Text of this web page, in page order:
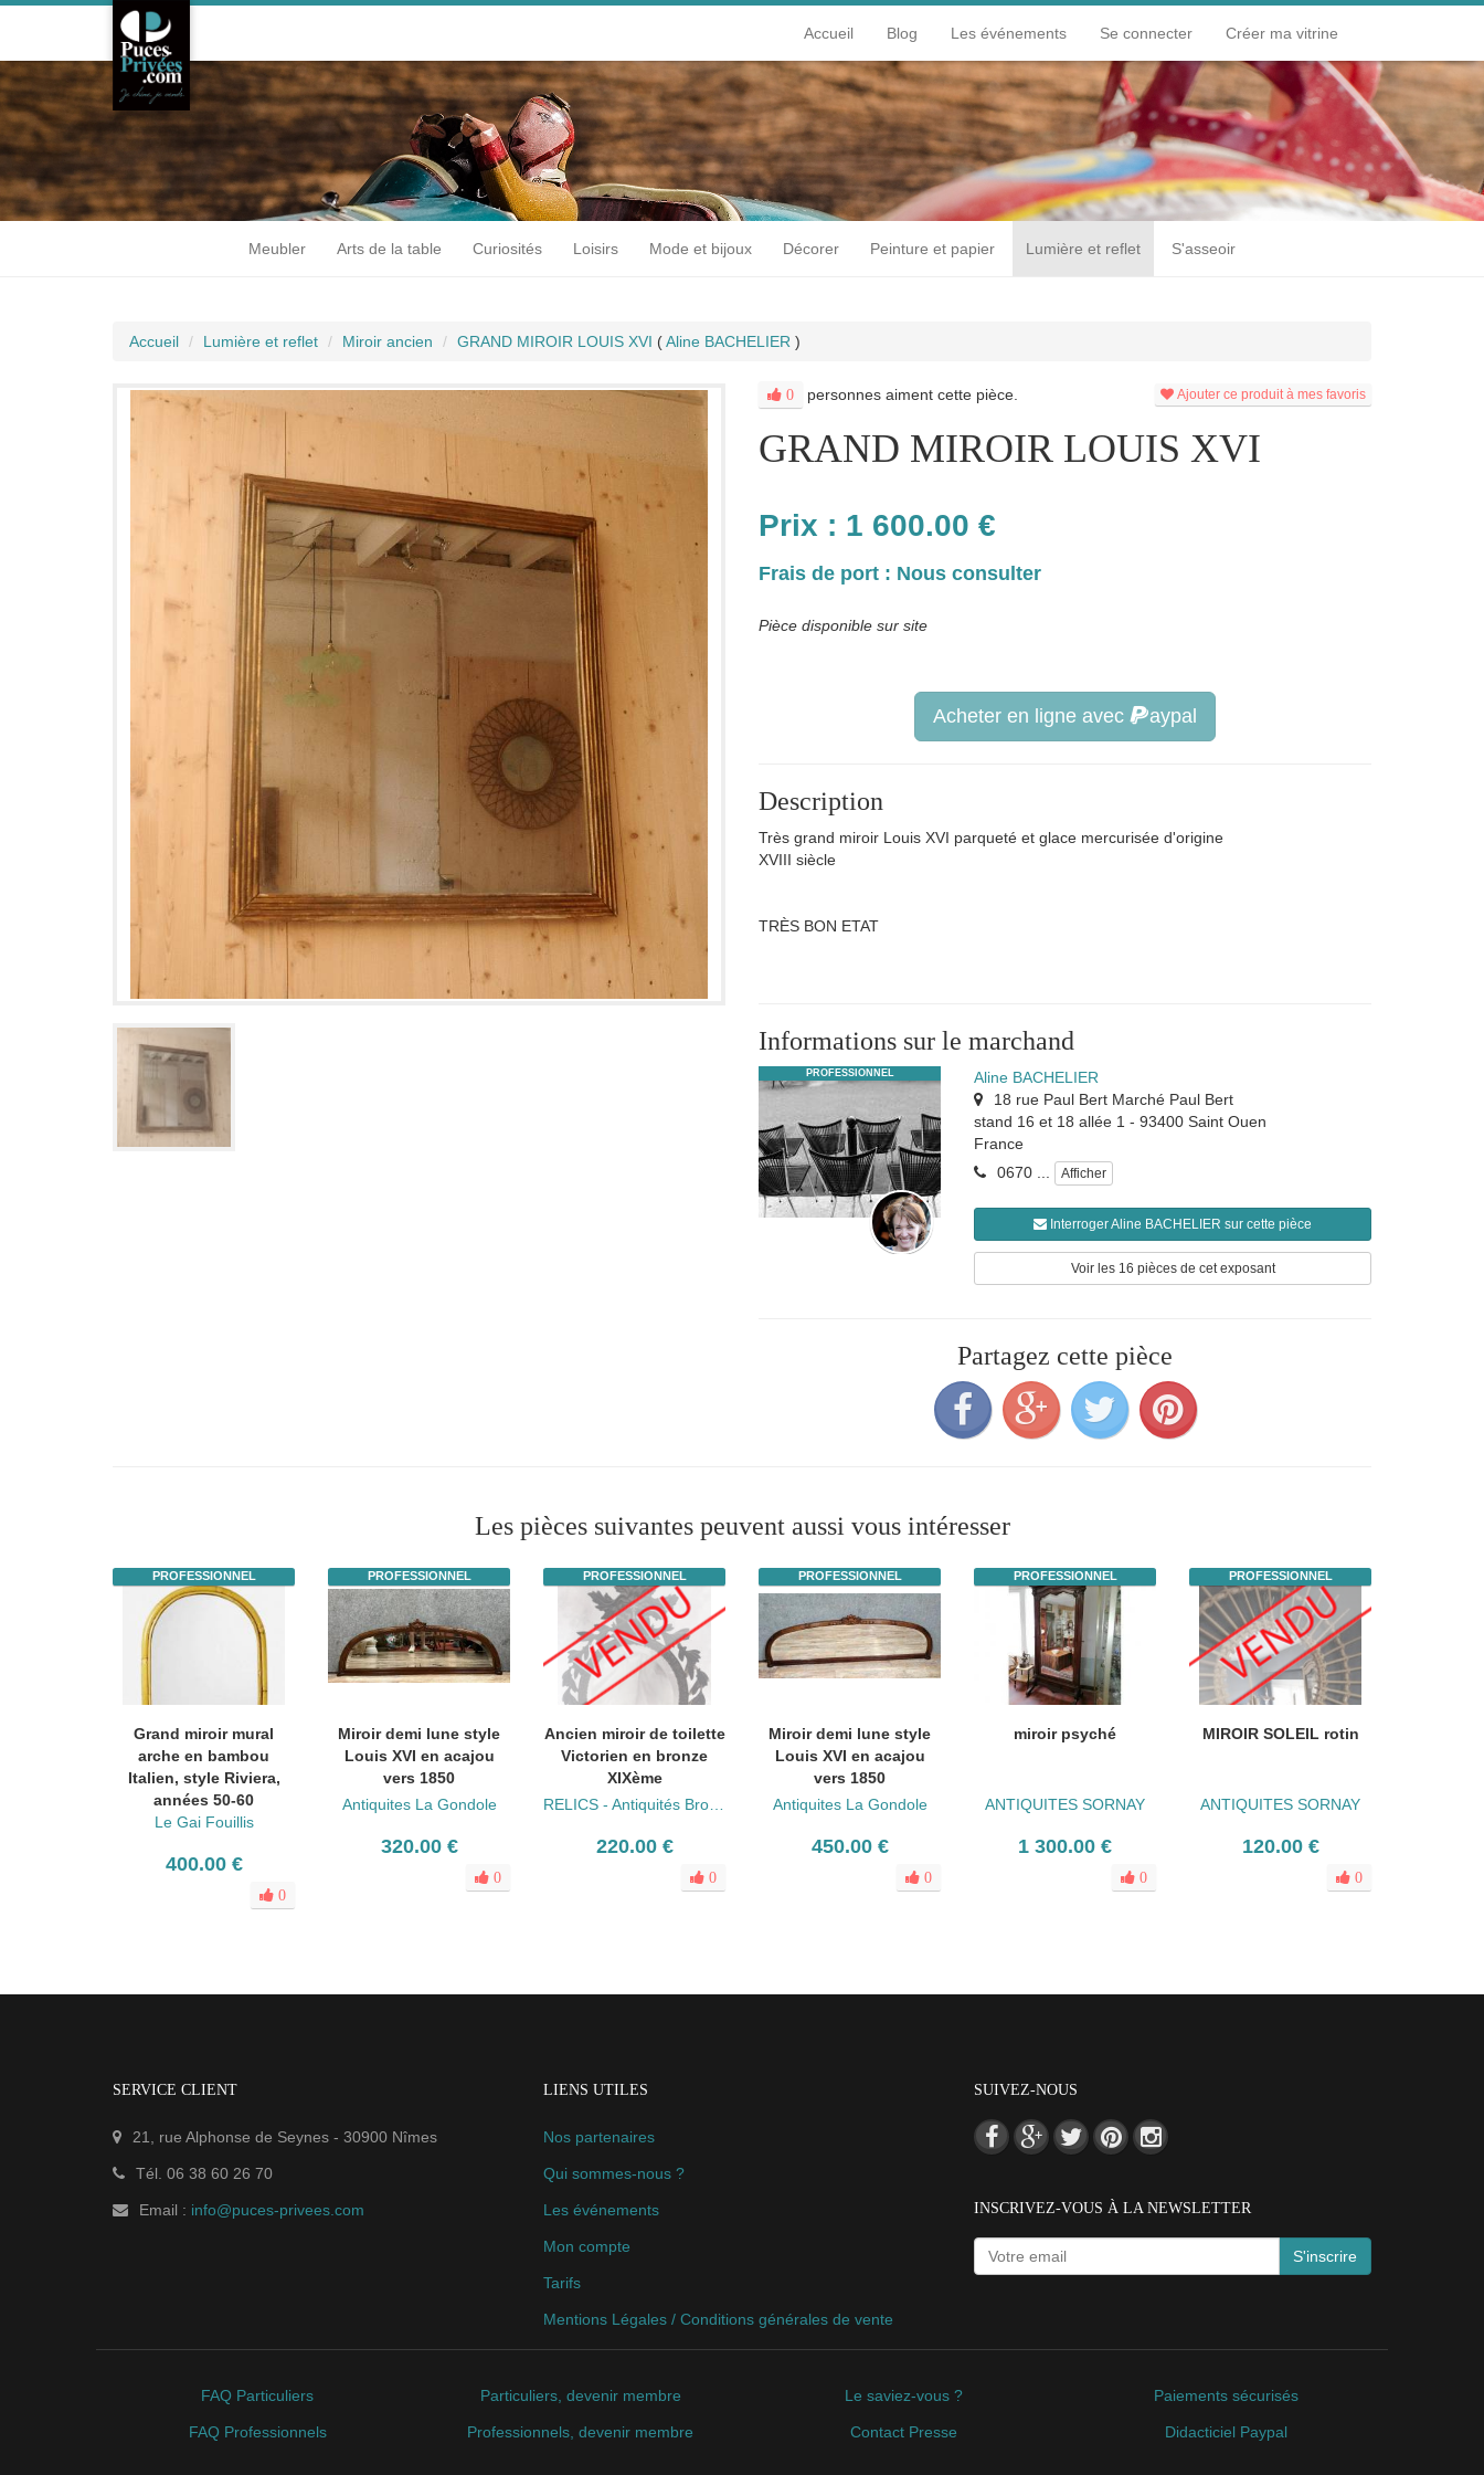
Accueil Blog Les événements Se connecter Créer ma vitrine
Meubler Arts de la table Curiosités Loisirs Mode et bijoux Décorer Peinture et papier Lumière et reflet S'asseoir
Accueil Lumière et reflet Miroir ancien GRAND MIROIR LOUIS XVI (Aline BACHELIER )
Ajouter ce produit à mes favoris
0 personnes aiment cette pièce.
GRAND MIROIR LOUIS XVI
Prix : 1 600.00 €
Frais de port : Nous consulter
Pièce disponible sur site
Acheter en ligne avec aypal
Description
Très grand miroir Louis XVI parqueté et glace mercurisée d'origine
XVIII siècle
TRÈS BON ETAT
Informations sur le marchand
PROFESSIONNEL
Aline BACHELIER
18 rue Paul Bert Marché Paul Bert
stand 16 et 18 allée 1 - 93400 Saint Ouen
France
0670 ...
Afficher
Interroger Aline BACHELIER sur cette pièce
Voir les 16 pièces de cet exposant
Partagez cette pièce
Les pièces suivantes peuvent aussi vous intéresser
PROFESSIONNEL
Grand miroir mural
arche en bambou
Italien, style Riviera,
années 50-60
Le Gai Fouillis
400.00 €
0
PROFESSIONNEL
Miroir demi lune style
Louis XVI en acajou
vers 1850
Antiquites La Gondole
320.00 €
0
PROFESSIONNEL
Ancien miroir de toilette
Victorien en bronze
XIXème
220.00 €
0
PROFESSIONNEL
Miroir demi lune style
Louis XVI en acajou
vers 1850
Antiquites La Gondole
450.00 €
0
PROFESSIONNEL
miroir psyché
ANTIQUITES SORNAY
1 300.00 €
0
PROFESSIONNEL
MIROIR SOLEIL rotin
ANTIQUITES SORNAY
120.00 €
0
SERVICE CLIENT
21, rue Alphonse de Seynes - 30900 Nîmes
Tél. 06 38 60 26 70
Email : info@puces-privees.com
LIENS UTILES
Nos partenaires
Qui sommes-nous ?
Les événements
Mon compte
Tarifs
Mentions Légales / Conditions générales de vente
SUIVEZ-NOUS
INSCRIVEZ-VOUS À LA NEWSLETTER
S'inscrire
FAQ Particuliers
FAQ Professionnels
Particuliers, devenir membre
Professionnels, devenir membre
Le saviez-vous ?
Contact Presse
Paiements sécurisés
Didacticiel Paypal